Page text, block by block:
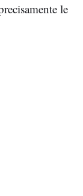
le